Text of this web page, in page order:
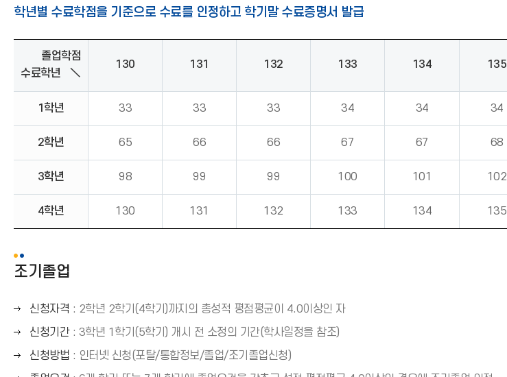
→
표
→
학년별 수료학점을 기준으로 수료를 인정하고 학기말 수료증명서 발급
졸업학점
수료학년 ＼
130 131 132 133 134 135
1학년 33 33 33 34 34 34
2학년 65 66 66 67 67 68
3학년 98 99 99 100 101 102
4학년 130 131 132 133 134 135
조기졸업
오
른
화
살
신청자격 : 2학년 2학기(4학기)까지의 총성적 평점평균이 4.0이상인 자
오
른
신청기간: 3학년 1학기(5학기) 개시 전 소정의 기간(학사일정을 참조)
오
른
신청방법 : 인터넷 신청(포탈/통합정보/졸업/조기졸업신청)